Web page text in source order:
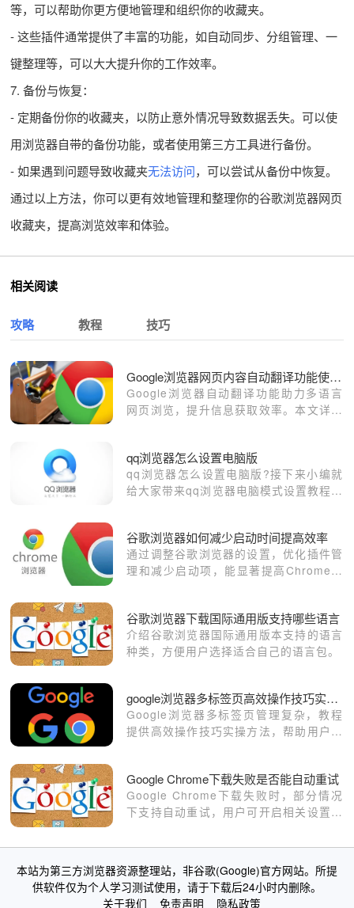
等，可以帮助你更方便地管理和组织你的收藏夹。
- 这些插件通常提供了丰富的功能，如自动同步、分组管理、一
键整理等，可以大大提升你的工作效率。
7. 备份与恢复：
- 定期备份你的收藏夹，以防止意外情况导致数据丢失。可以使
用浏览器自带的备份功能，或者使用第三方工具进行备份。
- 如果遇到问题导致收藏夹无法访问，可以尝试从备份中恢复。
通过以上方法，你可以更有效地管理和整理你的谷歌浏览器网页
收藏夹，提高浏览效率和体验。
相关阅读
攻略 教程 技巧
Google浏览器网页内容自动翻译功能使用教程
Google浏览器自动翻译功能助力多语言
网页浏览，提升信息获取效率。本文详细
qq浏览器怎么设置电脑版
qq浏览器怎么设置电脑版?接下来小编就
给大家带来qq浏览器电脑模式设置教程，
谷歌浏览器如何减少启动时间提高效率
通过调整谷歌浏览器的设置，优化插件管
理和减少启动项，能显著提高Chrome浏
谷歌浏览器下载国际通用版支持哪些语言
介绍谷歌浏览器国际通用版本支持的语言
种类，方便用户选择适合自己的语言包。
google浏览器多标签页高效操作技巧实操教程分享
Google浏览器多标签页管理复杂，教程
提供高效操作技巧实操方法，帮助用户轻
Google Chrome下载失败是否能自动重试
Google Chrome下载失败时，部分情况
下支持自动重试，用户可开启相关设置或
本站为第三方浏览器资源整理站，非谷歌(Google)官方网站。所提
供软件仅为个人学习测试使用，请于下载后24小时内删除。
关于我们
免责声明 隐私政策